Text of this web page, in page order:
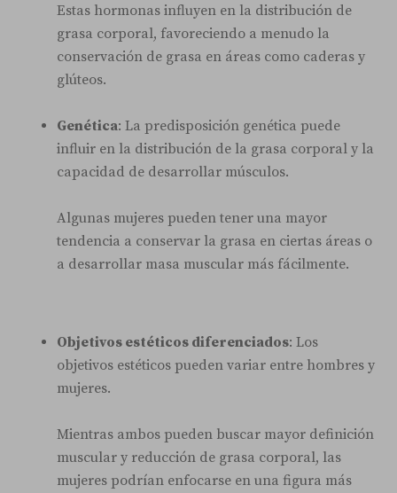
Estas hormonas influyen en la distribución de
grasa corporal, favoreciendo a menudo la
conservación de grasa en áreas como caderas y
glúteos.
Genética: La predisposición genética puede
influir en la distribución de la grasa corporal y la
capacidad de desarrollar músculos.
Algunas mujeres pueden tener una mayor
tendencia a conservar la grasa en ciertas áreas o
a desarrollar masa muscular más fácilmente.
Objetivos estéticos diferenciados: Los
objetivos estéticos pueden variar entre hombres y
mujeres.
Mientras ambos pueden buscar mayor definición
muscular y reducción de grasa corporal, las
mujeres podrían enfocarse en una figura más